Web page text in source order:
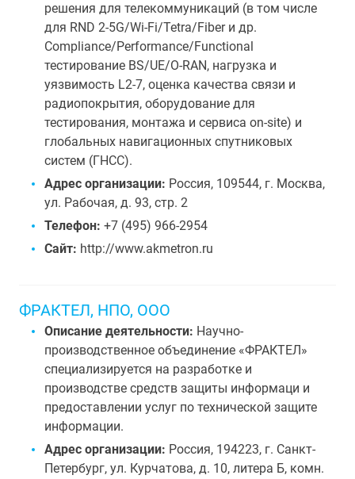
решения для телекоммуникаций (в том числе
для RND 2-5G/Wi-Fi/Tetra/Fiber и др.
Compliance/Performance/Functional
тестирование BS/UE/O-RAN, нагрузка и
уязвимость L2-7, оценка качества связи и
радиопокрытия, оборудование для
тестирования, монтажа и сервиса on-site) и
глобальных навигационных спутниковых
систем (ГНСС).
Адрес организации: Россия, 109544, г. Москва,
ул. Рабочая, д. 93, стр. 2
Телефон: +7 (495) 966-2954
Сайт: http://www.akmetron.ru
ФРАКТЕЛ, НПО, ООО
Описание деятельности: Научно-
производственное объединение «ФРАКТЕЛ»
специализируется на разработке и
производстве средств защиты информаци и
предоставлении услуг по технической защите
информации.
Адрес организации: Россия, 194223, г. Санкт-
Петербург, ул. Курчатова, д. 10, литера Б, комн.